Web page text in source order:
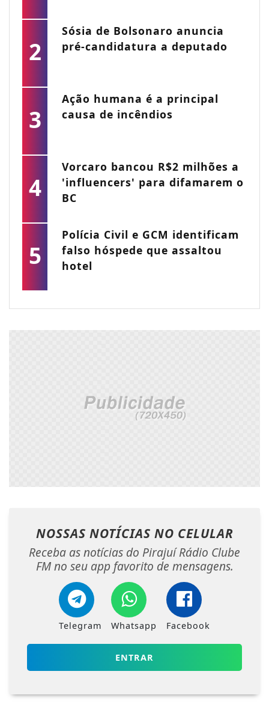
2
Sósia de Bolsonaro anuncia
pré-candidatura a deputado
3
Ação humana é a principal
causa de incêndios
4
Vorcaro bancou R$2 milhões a
'influencers' para difamarem o
BC
5
Polícia Civil e GCM identificam
falso hóspede que assaltou
hotel
NOSSAS NOTÍCIAS NO CELULAR
Receba as notícias do Pirajuí Rádio Clube
FM no seu app favorito de mensagens.
Telegram Whatsapp Facebook
ENTRAR